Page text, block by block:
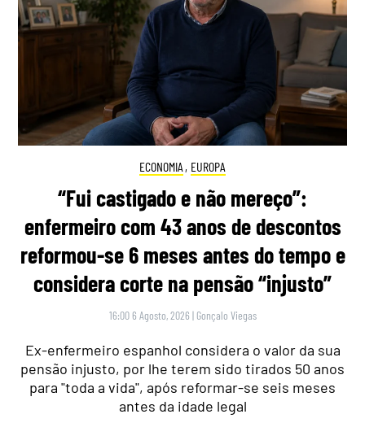
ECONOMIA , EUROPA
“Fui castigado e não mereço”:
enfermeiro com 43 anos de descontos
reformou-se 6 meses antes do tempo e
considera corte na pensão “injusto”
16:00 6 Agosto, 2026 | Gonçalo Viegas
Ex-enfermeiro espanhol considera o valor da sua
pensão injusto, por lhe terem sido tirados 50 anos
para "toda a vida", após reformar-se seis meses
antes da idade legal